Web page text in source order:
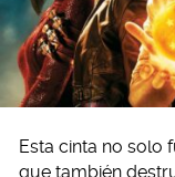
Esta cinta no solo
que también